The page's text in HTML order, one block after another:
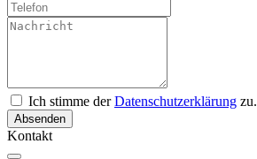
Ich stimme derDatenschutzerklärung zu.
Absenden
Kontakt